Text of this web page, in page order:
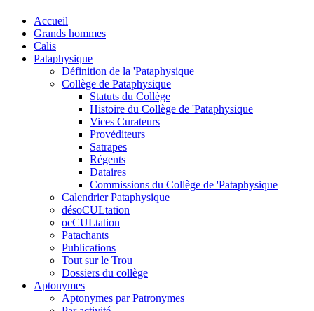
Accueil
Grands hommes
Calis
Pataphysique
Définition de la 'Pataphysique
Collège de Pataphysique
Statuts du Collège
Histoire du Collège de 'Pataphysique
Vices Curateurs
Provéditeurs
Satrapes
Régents
Dataires
Commissions du Collège de 'Pataphysique
Calendrier Pataphysique
désoCULtation
ocCULtation
Patachants
Publications
Tout sur le Trou
Dossiers du collège
Aptonymes
Aptonymes par Patronymes